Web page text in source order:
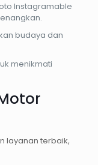
Instagramable
budaya dan
menikmati
layanan terbaik,